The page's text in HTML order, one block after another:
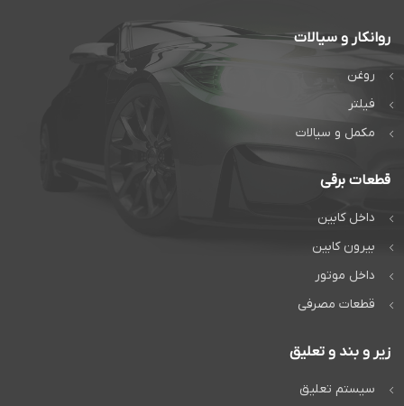
روانکار و سیالات
روغن
فیلتر
مکمل و سیالات
قطعات برقی
داخل کابین
بیرون کابین
داخل موتور
قطعات مصرفی
زیر و بند و تعلیق
سیستم تعلیق